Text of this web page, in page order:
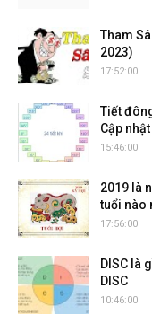
Tham
2023)
17:52:00
Tiết
Cập
15:46:00
2019 là
tuổi nào
17:56:00
DISC là
DISC
10:46:00